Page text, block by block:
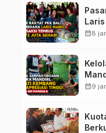
calendar_month8
calendar_month9